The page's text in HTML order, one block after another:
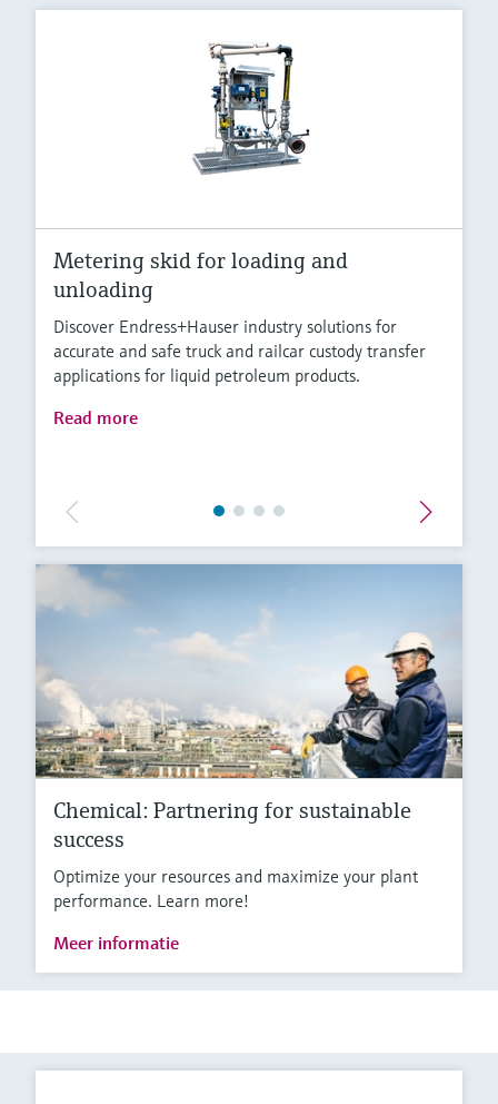
Metering skid for loading and
unloading
Discover Endress+Hauser industry solutions for
accurate and safe truck and railcar custody transfer
applications for liquid petroleum products.
Read more
Chemical: Partnering for sustainable
success
Optimize your resources and maximize your plant
performance. Learn more!
Meer informatie